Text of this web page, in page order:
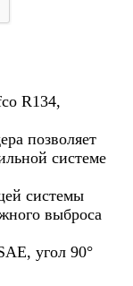
R134,
позволяет
системе
системы
выброса
угол 90°